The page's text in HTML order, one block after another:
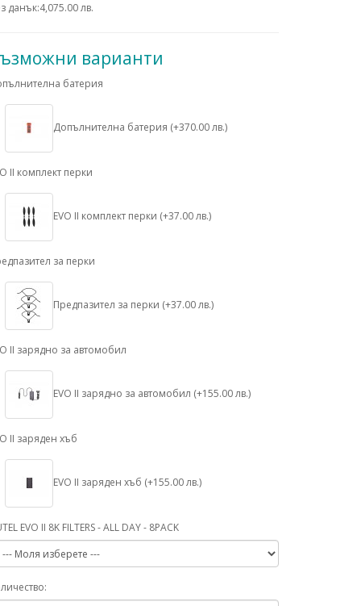
данък:4,075.00 лв.
варианти
батерия
Допълнителна батерия (+370.00 лв.)
II комплект перки
EVO II комплект перки (+37.00 лв.)
за перки
Предпазител за перки (+37.00 лв.)
II зарядно за автомобил
EVO II зарядно за автомобил (+155.00 лв.)
II заряден хъб
EVO II заряден хъб (+155.00 лв.)
EVO II 8K FILTERS - ALL DAY - 8PACK